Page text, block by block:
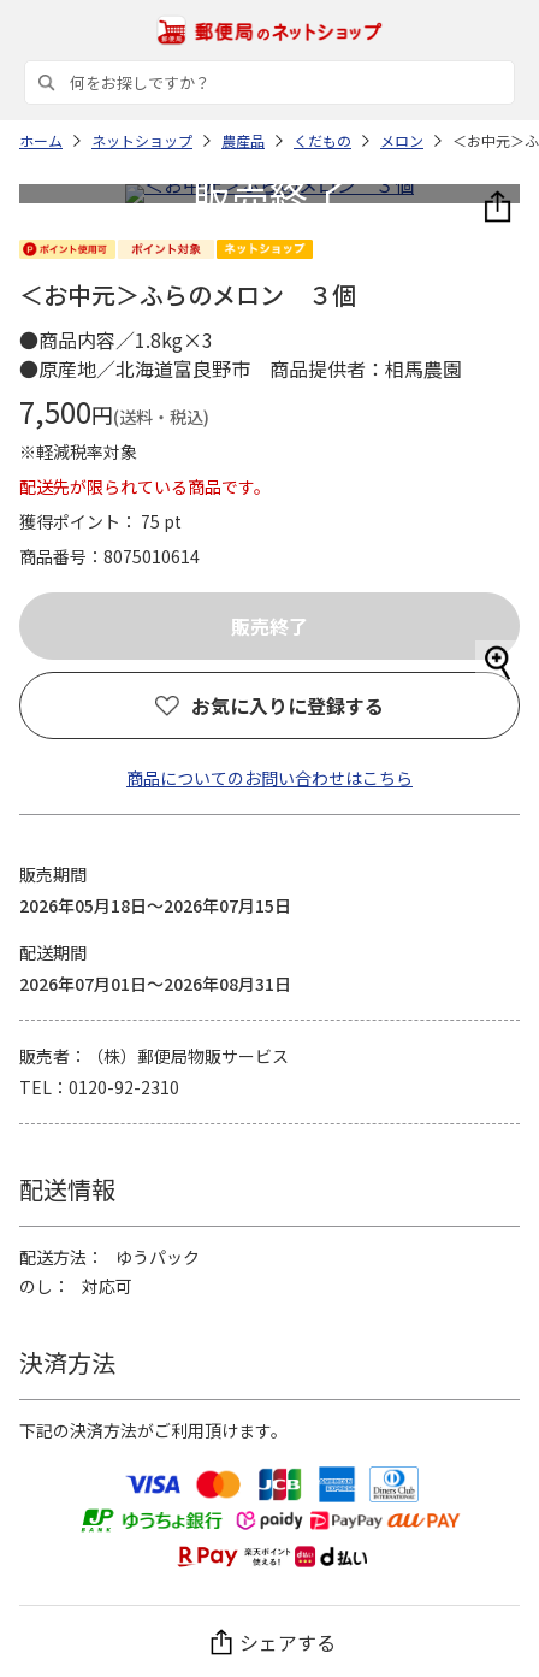
ホーム ネットショップ 農産品 くだもの メロン ＜お中元＞
＜お中元＞ふらのメロン ３個
●商品内容／1.8kg×3
●原産地／北海道富良野市 商品提供者：相馬農園
7,500円(送料・税込)
※軽減税率対象
配送先が限られている商品です。
獲得ポイント： 75 pt
商品番号
8075010614
お気に入りに登録する
商品についてのお問い合わせはこちら
販売期間
2026年05月18日～2026年07月15日
配送期間
2026年07月01日～2026年08月31日
販売者
（株）郵便局物販サービス
TEL
0120-92-2310
配送情報
配送方法
ゆうパック
のし
対応可
決済方法
下記の決済方法がご利用頂けます。
シェアする